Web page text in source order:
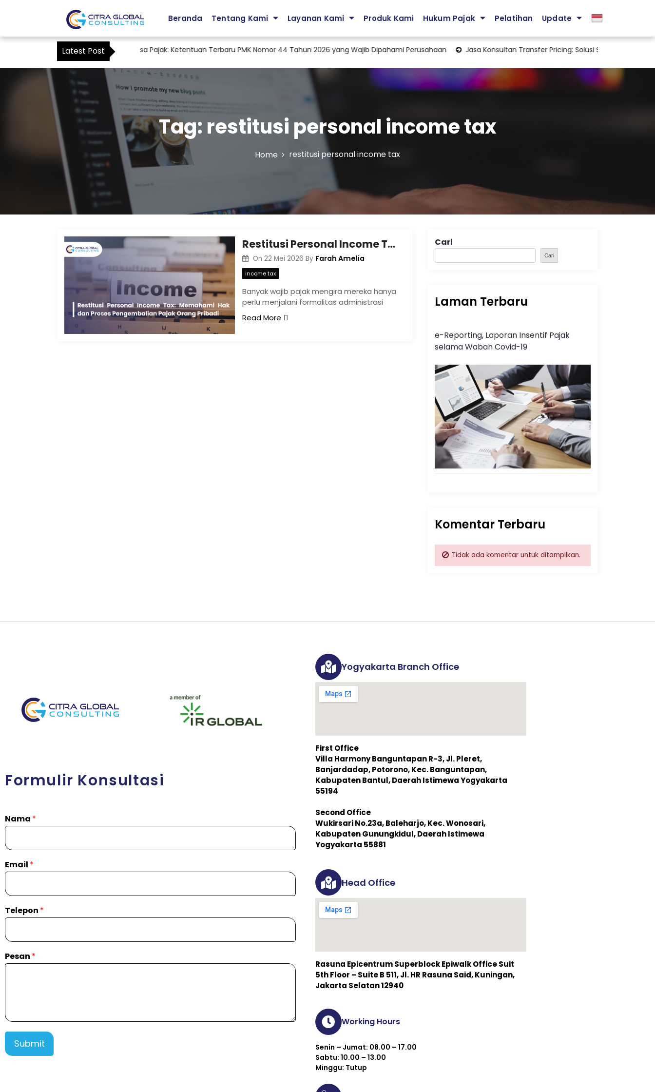
Beranda Tentang Kami Layanan Kami Produk Kami Hukum Pajak Pelatihan Update
Latest Post
Staf Accounting sebagai Kuasa Pajak: Ketentuan Terbaru PMK Nomor 44 Tahun 2026 yang Wajib Dipahami Perusahaan Jasa Konsultan Transfer Pricing: Solusi Strategis Mengelola
Tag: restitusi personal income tax
Home restitusi personal income tax
Restitusi Personal Income Tax: Memahami Hak dan Proses Pengembalian Pajak Orang Pribadi
On 22 Mei 2026 By Farah Amelia
income tax
Banyak wajib pajak mengira mereka hanya
perlu menjalani formalitas administrasi
Read More
Cari
Cari
Laman Terbaru
e-Reporting, Laporan Insentif Pajak
selama Wabah Covid-19
Komentar Terbaru
Tidak ada komentar untuk ditampilkan.
Formulir Konsultasi
Nama *
Email *
Telepon *
Pesan *
Submit
Yogyakarta Branch Office
First Office
Villa Harmony Banguntapan R-3, Jl. Pleret,
Banjardadap, Potorono, Kec. Banguntapan,
Kabupaten Bantul, Daerah Istimewa Yogyakarta
55194
Second Office
Wukirsari No.23a, Baleharjo, Kec. Wonosari,
Kabupaten Gunungkidul, Daerah Istimewa
Yogyakarta 55881
Head Office
Rasuna Epicentrum Superblock Epiwalk Office Suit
5th Floor – Suite B 511, Jl. HR Rasuna Said, Kuningan,
Jakarta Selatan 12940
Working Hours
Senin – Jumat: 08.00 – 17.00
Sabtu: 10.00 – 13.00
Minggu: Tutup